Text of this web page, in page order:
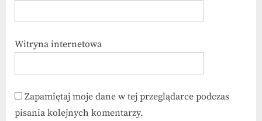
Witryna internetowa
Zapamiętaj moje dane w tej przeglądarce podczas
pisania kolejnych komentarzy.